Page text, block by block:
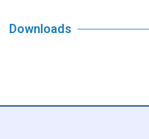
Downloads